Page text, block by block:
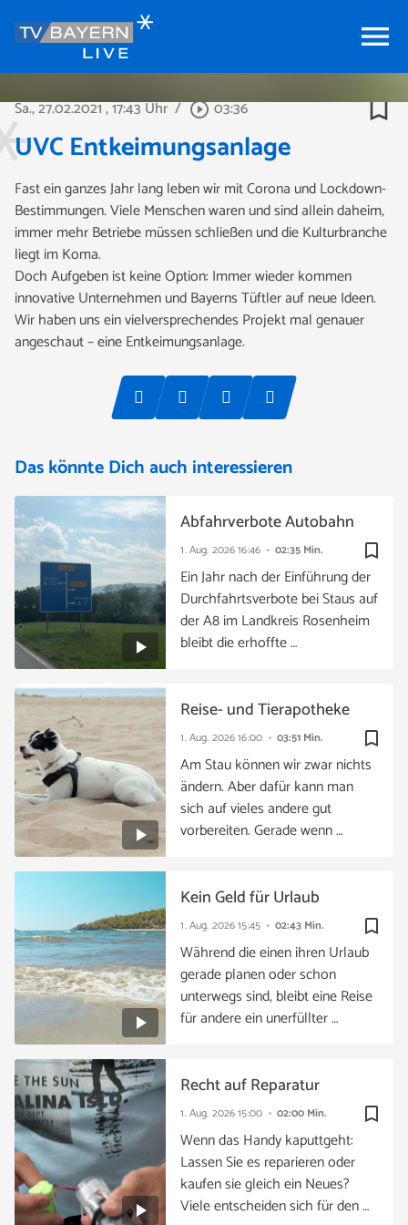
menu
Sa., 27.02.2021, 17:43 Uhr / play_circle_outline03:36 bookmark_border
UVC Entkeimungsanlage
Fast ein ganzes Jahr lang leben wir mit Corona und Lockdown-
Bestimmungen. Viele Menschen waren und sind allein daheim,
immer mehr Betriebe müssen schließen und die Kulturbranche
liegt im Koma.
Doch Aufgeben ist keine Option: Immer wieder kommen
innovative Unternehmen und Bayerns Tüftler auf neue Ideen.
Wir haben uns ein vielversprechendes Projekt mal genauer
angeschaut – eine Entkeimungsanlage.
Das könnte Dich auch interessieren
bookmark_border
1. Aug. 202616:46 02:35 Min.
Abfahrverbote Autobahn
Ein Jahr nach der Einführung der
Durchfahrtsverbote bei Staus auf
der A8 im Landkreis Rosenheim
bleibt die erhoffte …
bookmark_border
1. Aug. 202616:00 03:51 Min.
Reise- und Tierapotheke
Am Stau können wir zwar nichts
ändern. Aber dafür kann man
sich auf vieles andere gut
vorbereiten. Gerade wenn …
bookmark_border
1. Aug. 202615:45 02:43 Min.
Kein Geld für Urlaub
Während die einen ihren Urlaub
gerade planen oder schon
unterwegs sind, bleibt eine Reise
für andere ein unerfüllter …
bookmark_border
1. Aug. 202615:00 02:00 Min.
Recht auf Reparatur
Wenn das Handy kaputtgeht:
Lassen Sie es reparieren oder
kaufen sie gleich ein Neues?
Viele entscheiden sich für den …